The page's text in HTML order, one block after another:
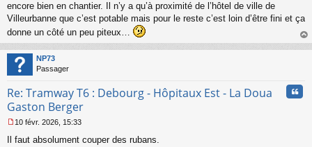
u
encore bien en chantier. Il n’y a qu’à proximité de l’hôtel de ville de
Villeurbanne que c’est potable mais pour le reste c’est loin d’être fini et ça
donne un côté un peu piteux…
au
NP73
Passager
Re: Tramway T6 : Debourg - Hôpitaux Est - La Doua
Gaston Berger
e
10 févr. 2026, 15:33
Il faut absolument couper des rubans.